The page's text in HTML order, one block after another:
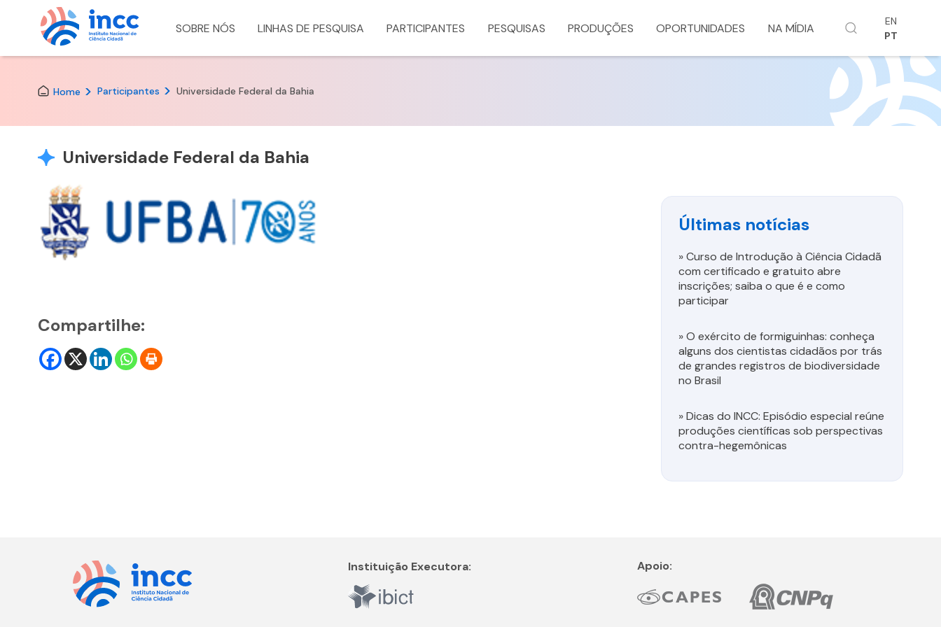
SOBRE NÓS LINHAS DE PESQUISA PARTICIPANTES PESQUISAS PRODUÇÕES OPORTUNIDADES NA MÍDIA
EN
PT
Home Participantes Universidade Federal da Bahia
Universidade Federal da Bahia
Compartilhe:
Últimas notícias
»Curso de Introdução à Ciência Cidadã
com certificado e gratuito abre
inscrições; saiba o que é e como
participar
»O exército de formiguinhas: conheça
alguns dos cientistas cidadãos por trás
de grandes registros de biodiversidade
no Brasil
»Dicas do INCC: Episódio especial reúne
produções científicas sob perspectivas
contra-hegemônicas
Instituição Executora: Apoio: